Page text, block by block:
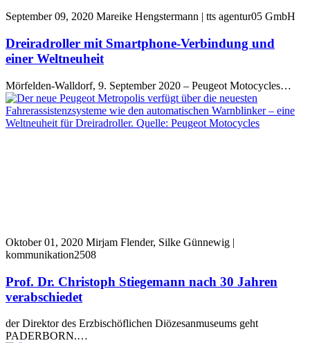
September 09, 2020 Mareike Hengstermann | tts agentur05 GmbH
Dreiradroller mit Smartphone-Verbindung und
einer Weltneuheit
Mörfelden-Walldorf, 9. September 2020 – Peugeot Motocycles…
Oktober 01, 2020 Mirjam Flender, Silke Günnewig |
kommunikation2508
Prof. Dr. Christoph Stiegemann nach 30 Jahren
verabschiedet
der Direktor des Erzbischöflichen Diözesanmuseums geht
PADERBORN.…